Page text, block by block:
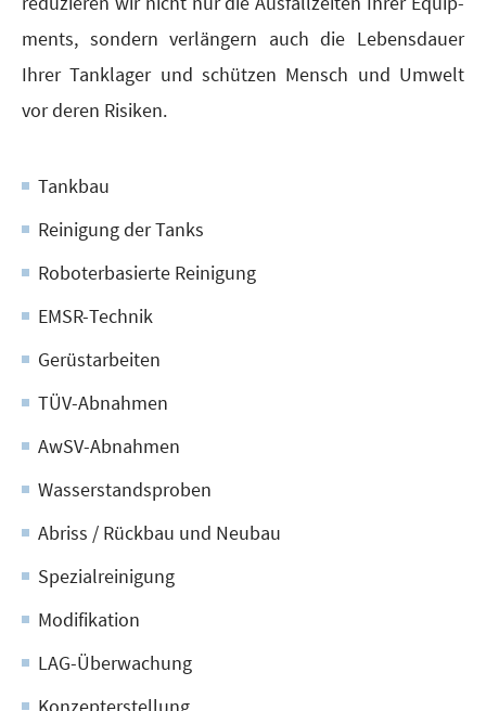
ments, son­dern ver­län­gern auch die Lebens­dau­er
Ihrer Tank­la­ger und schützen Mensch und Umwelt
vor deren Risiken.
Tank­bau
Rei­ni­gung der Tanks
Robo­ter­ba­sier­te Reinigung
EMSR-Tech­nik
Gerüst­ar­bei­ten
TÜV-Abnah­men
AwSV-Abnah­men
Was­ser­stands­pro­ben
Abriss / Rück­bau und Neubau
Spe­zi­al­rei­ni­gung
Modi­fi­ka­ti­on
LAG-Über­wa­chung